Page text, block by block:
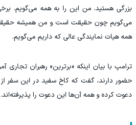
بزرگی هستید. من این را به همه می‌گویم.
می‌گویم چون حقیقت است و من همیشه
همه هیات نمایندگی عالی‌ که داریم می‌گویم.
ترامپ با بیان اینکه «برترین» رهبران تجاری
دعوت کرده و همه آن‌ها این دعوت را پذیرفته‌اند.